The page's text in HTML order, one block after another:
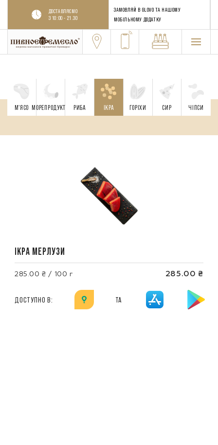
ДОСТАВЛЯЄМО
З 10:00 - 21.30
ЗАМОВЛЯЙ В GLOVO ТА НАШОМУ
МОБІЛЬНОМУ ДОДАТКУ
М'ЯСО МОРЕПРОДУКТИ РИБА ІКРА ГОРІХИ CИР ЧІПСИ
ІКРА МЕРЛУЗИ
285.00 ₴ / 100 г 285.00 ₴
ДОСТУПНО В: ТА